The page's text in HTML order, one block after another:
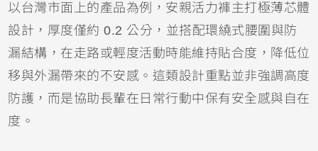
以台灣市面上的產品為例，安親活力褲主打極薄芯體
設計，厚度僅約 0.2 公分，並搭配環繞式腰圍與防
漏結構，在走路或輕度活動時能維持貼合度，降低位
移與外漏帶來的不安感。這類設計重點並非強調高度
防護，而是協助長輩在日常行動中保有安全感與自在
度。